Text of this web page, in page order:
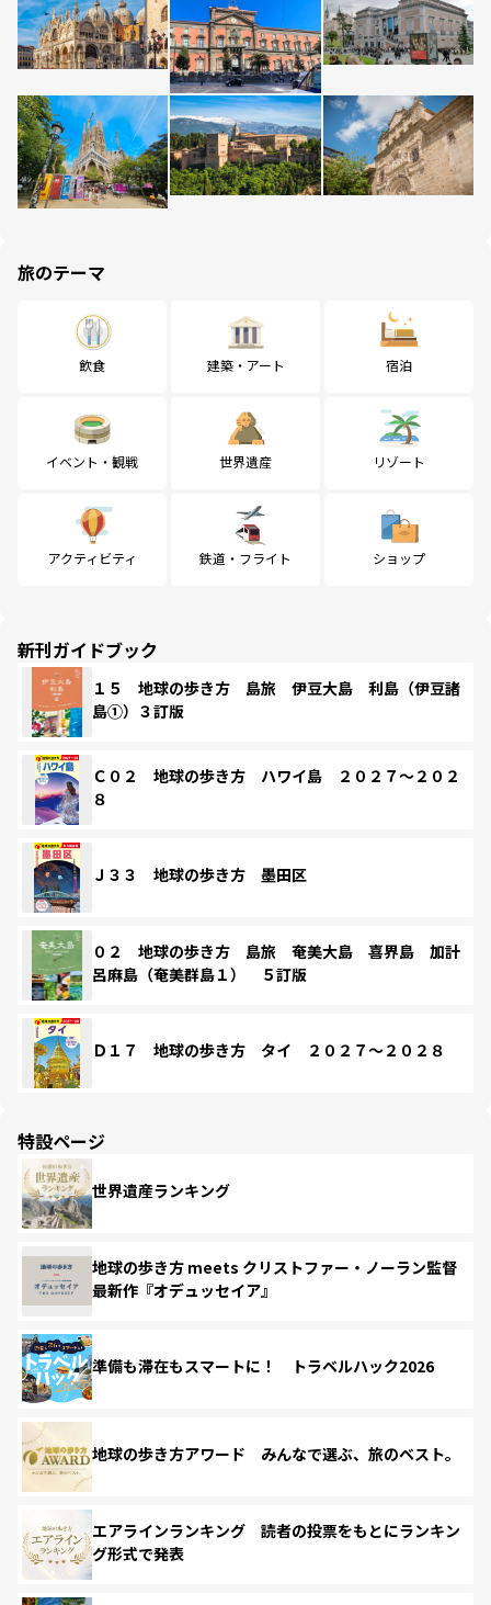
旅のテーマ
飲食 建築・アート 宿泊
イベント・観戦 世界遺産 リゾート
アクティビティ 鉄道・フライト ショップ
新刊ガイドブック
１５ 地球の歩き方 島旅 伊豆大島 利島（伊豆諸
島①）３訂版
Ｃ０２ 地球の歩き方 ハワイ島 ２０２７～２０２
８
Ｊ３３ 地球の歩き方 墨田区
０２ 地球の歩き方 島旅 奄美大島 喜界島 加計
呂麻島（奄美群島１） ５訂版
Ｄ１７ 地球の歩き方 タイ ２０２７～２０２８
特設ページ
世界遺産ランキング
地球の歩き方 meets クリストファー・ノーラン監督
最新作『オデュッセイア』
準備も滞在もスマートに！ トラベルハック2026
地球の歩き方アワード みんなで選ぶ、旅のベスト。
エアラインランキング 読者の投票をもとにランキン
グ形式で発表